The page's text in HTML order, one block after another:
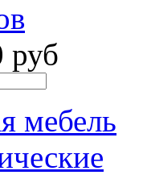
руб
мебель